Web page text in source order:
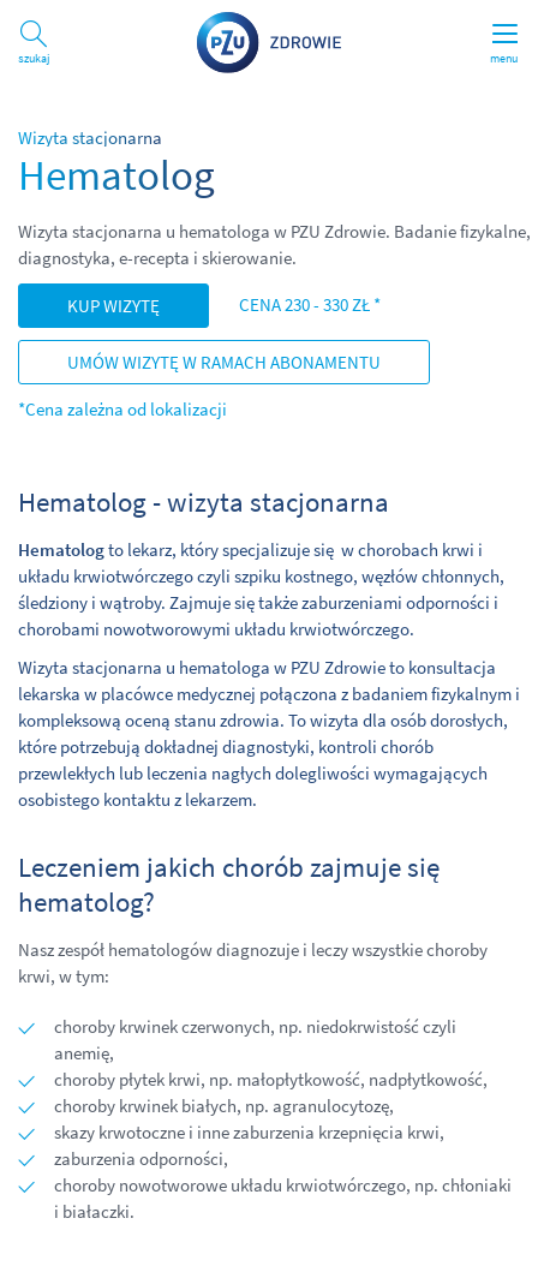
menu
Szukaj
Wizyta stacjonarna
Hematolog
Wizyta stacjonarna u hematologa w PZU Zdrowie. Badanie fizykalne,
diagnostyka, e-recepta i skierowanie.
KUP WIZYTĘ CENA 230 - 330 ZŁ *
UMÓW WIZYTĘ W RAMACH ABONAMENTU
*Cena zależna od lokalizacji
Hematolog - wizyta stacjonarna
Hematologto lekarz, który specjalizuje się w chorobach krwi i
układu krwiotwórczego czyli szpiku kostnego, węzłów chłonnych,
śledziony i wątroby. Zajmuje się także zaburzeniami odporności i
chorobami nowotworowymi układu krwiotwórczego.
Wizyta stacjonarna u hematologa w PZU Zdrowie to konsultacja
lekarska w placówce medycznej połączona z badaniem fizykalnym i
kompleksową oceną stanu zdrowia. To wizyta dla osób dorosłych,
które potrzebują dokładnej diagnostyki, kontroli chorób
przewlekłych lub leczenia nagłych dolegliwości wymagających
osobistego kontaktu z lekarzem.
Leczeniem jakich chorób zajmuje się
hematolog?
Nasz zespół hematologów diagnozuje i leczy wszystkie choroby
krwi, w tym:
choroby krwinek czerwonych, np. niedokrwistość czyli
anemię,
choroby płytek krwi, np. małopłytkowość, nadpłytkowość,
choroby krwinek białych, np. agranulocytozę,
skazy krwotoczne i inne zaburzenia krzepnięcia krwi,
zaburzenia odporności,
choroby nowotworowe układu krwiotwórczego, np. chłoniaki
i białaczki.